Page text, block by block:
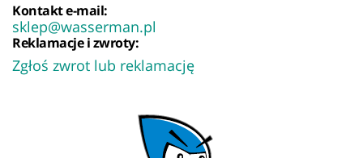
Kontakt e-mail:
sklep@wasserman.pl
Reklamacje i zwroty:
Zgłoś zwrot lub reklamację